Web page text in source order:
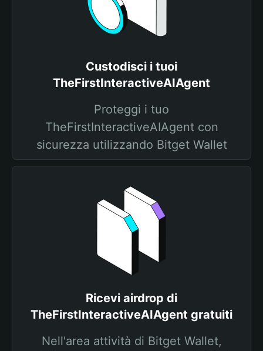
Custodisci i tuoi
TheFirstInteractiveAIAgent
Proteggi i tuo
TheFirstInteractiveAIAgent con
sicurezza utilizzando Bitget Wallet
Ricevi airdrop di
TheFirstInteractiveAIAgent gratuiti
Nell'area attività di Bitget Wallet,